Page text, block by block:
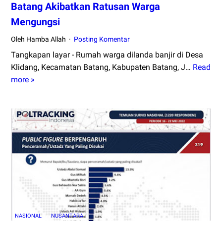
Batang Akibatkan Ratusan Warga
Mengungsi
Oleh Hamba Allah Posting Komentar
Tangkapan layar - Rumah warga dilanda banjir di Desa
Klidang, Kecamatan Batang, Kabupaten Batang, J… Read
more »
Kabar
Kabupaten
Batang
Akibatkan
Ratusan
Mengungsi
NASIONAL NUSANTARA